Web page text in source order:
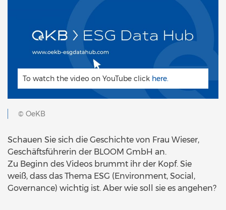
To watch the video on YouTube click here.
© OeKB
Schauen Sie sich die Geschichte von Frau Wieser,
Geschäftsführerin der BLOOM GmbH an.
Zu Beginn des Videos brummt ihr der Kopf. Sie
weiß, dass das Thema ESG (Environment, Social,
Governance) wichtig ist. Aber wie soll sie es angehen?